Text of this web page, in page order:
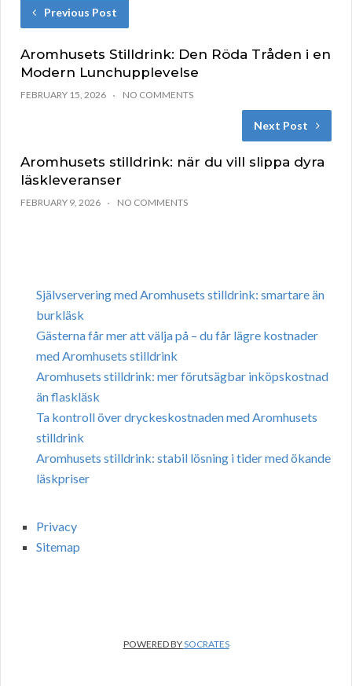
Previous Post
Aromhusets Stilldrink: Den Röda Tråden i en
Modern Lunchupplevelse
FEBRUARY 15, 2026 NO COMMENTS
Next Post
Aromhusets stilldrink: när du vill slippa dyra
läskleveranser
FEBRUARY 9, 2026 NO COMMENTS
Självservering med Aromhusets stilldrink: smartare än
burkläsk
Gästerna får mer att välja på – du får lägre kostnader
med Aromhusets stilldrink
Aromhusets stilldrink: mer förutsägbar inköpskostnad
än flaskläsk
Ta kontroll över dryckeskostnaden med Aromhusets
stilldrink
Aromhusets stilldrink: stabil lösning i tider med ökande
läskpriser
Privacy
Sitemap
POWERED BYSOCRATES